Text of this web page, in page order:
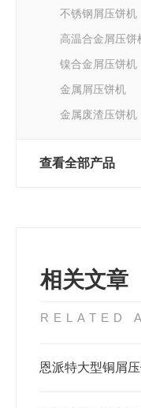
不锈钢屑压饼机
高温合金屑压饼
镍合金屑压饼机
金属屑压饼机
金属废渣压饼机
查看全部产品
相关文章
RELATED